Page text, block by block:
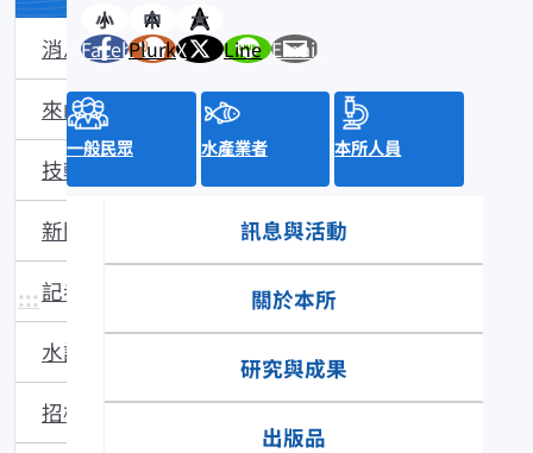
小 中
大
Facebook
PlurkX Line Email
一般民眾 水產業者 本所人員
訊息與活動
關於本所
研究與成果
出版品
:::
消息公布
來函照登
技轉公告
新聞稿
記者會
水試所電子報
招標資訊